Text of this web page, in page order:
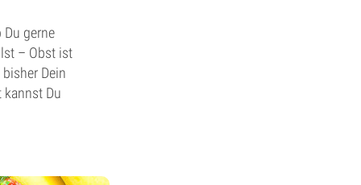
gerne
– Obst ist
Dein
kannst Du